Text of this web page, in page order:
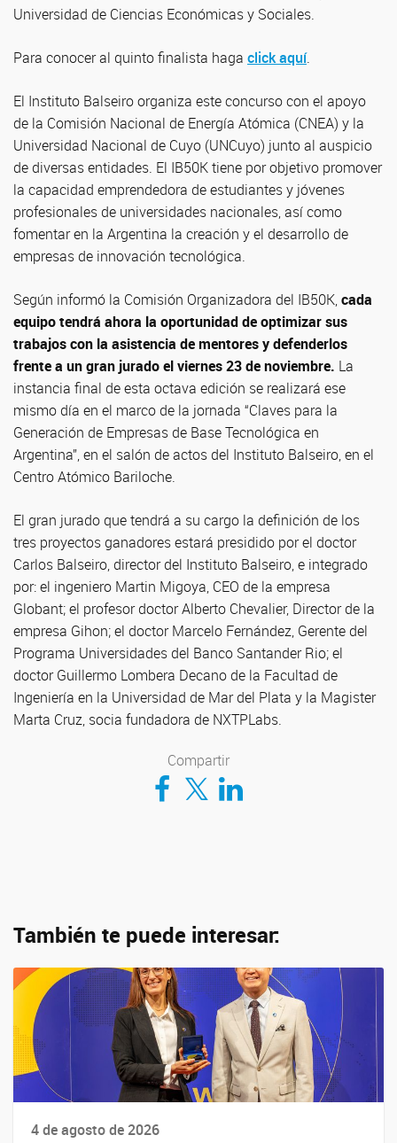
Universidad de Ciencias Económicas y Sociales.
Para conocer al quinto finalista haga click aquí.
El Instituto Balseiro organiza este concurso con el apoyo
de la Comisión Nacional de Energía Atómica (CNEA) y la
Universidad Nacional de Cuyo (UNCuyo) junto al auspicio
de diversas entidades. El IB50K tiene por objetivo promover
la capacidad emprendedora de estudiantes y jóvenes
profesionales de universidades nacionales, así como
fomentar en la Argentina la creación y el desarrollo de
empresas de innovación tecnológica.
Según informó la Comisión Organizadora del IB50K,cada
equipo tendrá ahora la oportunidad de optimizar sus
trabajos con la asistencia de mentores y defenderlos
frente a un gran jurado el viernes 23 de noviembre. La
instancia final de esta octava edición se realizará ese
mismo día en el marco de la jornada “Claves para la
Generación de Empresas de Base Tecnológica en
Argentina”, en el salón de actos del Instituto Balseiro, en el
Centro Atómico Bariloche.
El gran jurado que tendrá a su cargo la definición de los
tres proyectos ganadores estará presidido por el doctor
Carlos Balseiro, director del Instituto Balseiro, e integrado
por: el ingeniero Martin Migoya, CEO de la empresa
Globant; el profesor doctor Alberto Chevalier, Director de la
empresa Gihon; el doctor Marcelo Fernández, Gerente del
Programa Universidades del Banco Santander Rio; el
doctor Guillermo Lombera Decano de la Facultad de
Ingeniería en la Universidad de Mar del Plata y la Magister
Marta Cruz, socia fundadora de NXTPLabs.
Compartir
Compartir en Facebook
Compartir en TwitterCompartir en LinkedIn
También te puede interesar:
4 de agosto de 2026